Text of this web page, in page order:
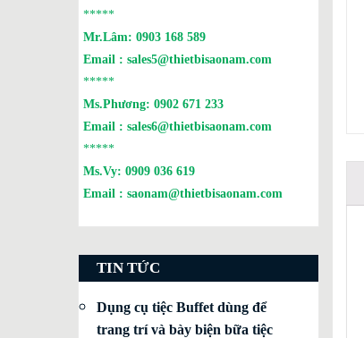
*****
Mr.Lâm: 0903 168 589
Email : sales5@thietbisaonam.com
*****
Ms.Phương: 0902 671 233
Email : sales6@thietbisaonam.com
*****
Ms.Vy: 0909 036 619
Email : saonam@thietbisaonam.com
TIN TỨC
Dụng cụ tiệc Buffet dùng để
trang trí và bày biện bữa tiệc